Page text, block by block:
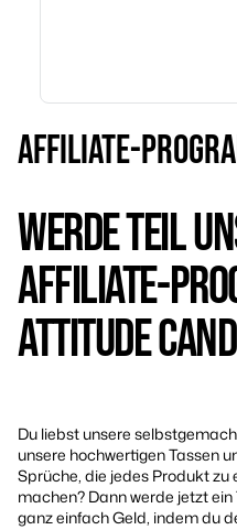
AFFILIATE-
WERDE TEIL
AFFILIATE-
ATTITUDE
Du liebst unsere
unsere hochwertigen Tassen
Sprüche, die jedes Produkt
machen? Dann werde jetzt
ganz einfach Geld, indem du